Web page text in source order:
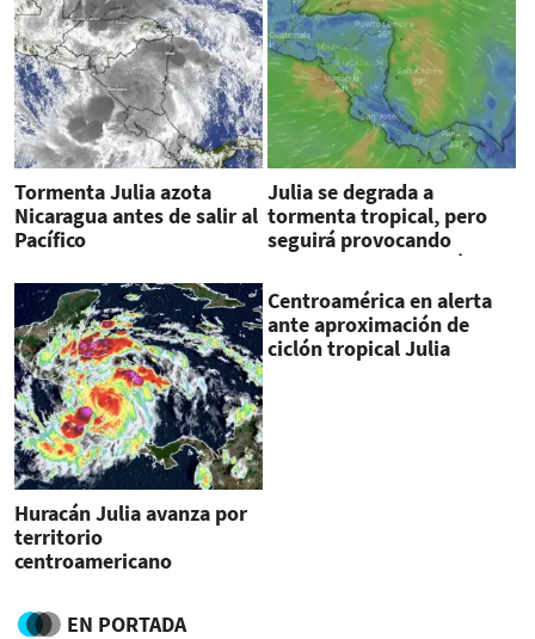
Tormenta Julia azota
Nicaragua antes de salir al
Pacífico
Julia se degrada a
tormenta tropical, pero
seguirá provocando
lluvias en Centroamérica
Huracán Julia avanza por
territorio
centroamericano
Centroamérica en alerta
ante aproximación de
ciclón tropical Julia
EN PORTADA